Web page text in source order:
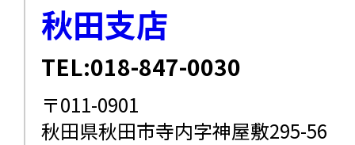
秋田支店
TEL:018-847-0030
〒011-0901
秋田県秋田市寺内字神屋敷295-56